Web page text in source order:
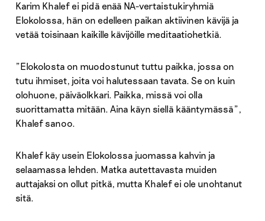
Karim Khalef ei pidä enää NA-vertaistukiryhmiä
Elokolossa, hän on edelleen paikan aktiivinen kävijä ja
vetää toisinaan kaikille kävijöille meditaatiohetkiä.
”Elokolosta on muodostunut tuttu paikka, jossa on
tutu ihmiset, joita voi halutessaan tavata. Se on kuin
olohuone, päiväolkkari. Paikka, missä voi olla
suorittamatta mitään. Aina käyn siellä kääntymässä”,
Khalef sanoo.
Khalef käy usein Elokolossa juomassa kahvin ja
selaamassa lehden. Matka autettavasta muiden
auttajaksi on ollut pitkä, mutta Khalef ei ole unohtanut
sitä.